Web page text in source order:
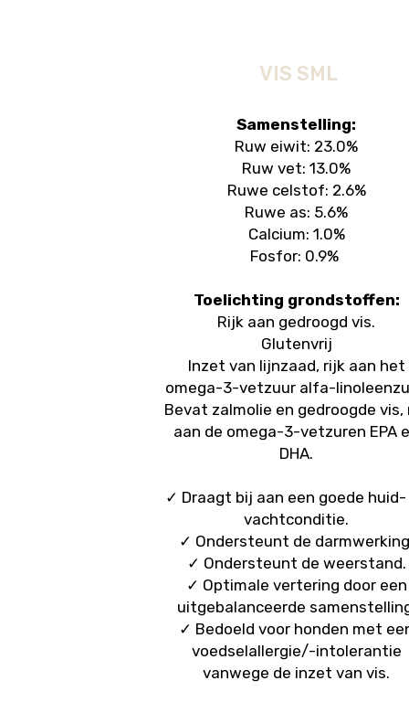
VIS SML
Samenstelling:
Ruw eiwit: 23.0%
Ruw vet: 13.0%
Ruwe celstof: 2.6%
Ruwe as: 5.6%
Calcium: 1.0%
Fosfor: 0.9%
Toelichting grondstoffen:
Rijk aan gedroogd vis.
Glutenvrij
Inzet van lijnzaad, rijk aan het
omega-3-vetzuur alfa-
Bevat zalmolie en gedroogde vis,
aan de omega-3-vetzuren EPA
DHA.
✓ Draagt bij aan een goede huid-
vachtconditie.
✓ Ondersteunt de
✓ Ondersteunt de weerstand.
✓ Optimale vertering door een
uitgebalanceerde
✓ Bedoeld voor honden met
voedselallergie/-intolerantie
vanwege de inzet van vis.